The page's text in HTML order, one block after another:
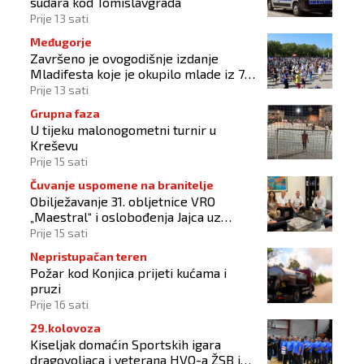
Prije 13 sati
Međugorje
Završeno je ovogodišnje izdanje
Mladifesta koje je okupilo mlade iz 73
zemlje svijeta
Prije 13 sati
Grupna faza
U tijeku malonogometni turnir u
Kreševu
Prije 15 sati
Čuvanje uspomene na branitelje
Obilježavanje 31. obljetnice VRO
„Maestral“ i oslobođenja Jajca uz
pokroviteljstvo HNS-a BiH
Prije 15 sati
Nepristupačan teren
Požar kod Konjica prijeti kućama i
pruzi
Prije 16 sati
29.kolovoza
Kiseljak domaćin Sportskih igara
dragovoljaca i veterana HVO-a ŽSB i